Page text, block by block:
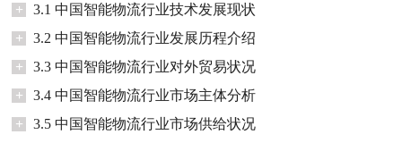
+
3.1 中国智能物流行业技术发展现状
+
3.2 中国智能物流行业发展历程介绍
+
3.3 中国智能物流行业对外贸易状况
+
3.4 中国智能物流行业市场主体分析
+
3.5 中国智能物流行业市场供给状况